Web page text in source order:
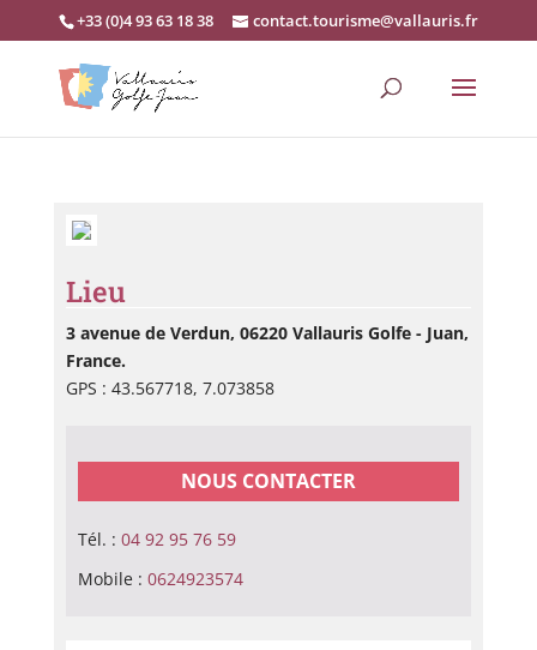
+33 (0)4 93 63 18 38 contact.tourisme@vallauris.fr
Lieu
3 avenue de Verdun, 06220 Vallauris Golfe - Juan,
France.
GPS : 43.567718, 7.073858
NOUS CONTACTER
Tél. : 04 92 95 76 59
Mobile : 0624923574